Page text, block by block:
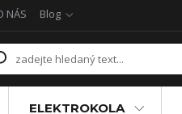
NÁS Blog
ELEKTROKOLA